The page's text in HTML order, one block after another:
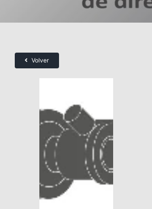
Volver